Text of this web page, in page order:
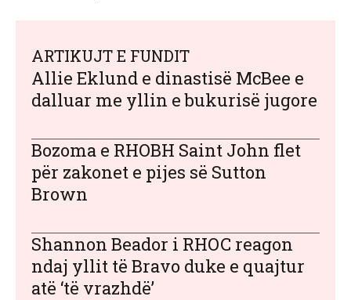
ARTIKUJT E FUNDIT
Allie Eklund e dinastisë McBee e
dalluar me yllin e bukurisë jugore
Bozoma e RHOBH Saint John flet
për zakonet e pijes së Sutton
Brown
Shannon Beador i RHOC reagon
ndaj yllit të Bravo duke e quajtur
atë ‘të vrazhdë’